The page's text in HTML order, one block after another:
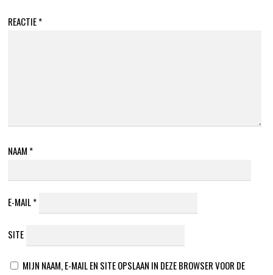
REACTIE*
NAAM *
E-MAIL*
SITE
MIJN NAAM, E-MAIL EN SITE OPSLAAN IN DEZE BROWSER VOOR DE